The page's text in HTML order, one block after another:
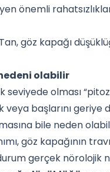
önemli
göz kapağı
olabilir
olması
veya başlarını
bile neden
göz kapağının
gerçek nörolojik